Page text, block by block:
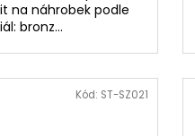
na náhrobek podle
bronz...
Kód: ST-SZ021